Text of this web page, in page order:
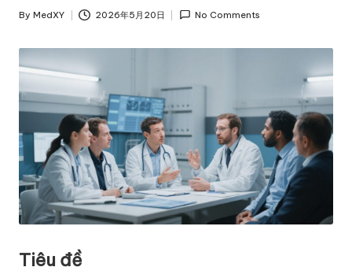
Posted
By MedXY 2026年5月20日 No Comments
Tiêu đề